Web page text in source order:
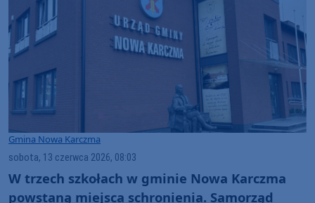
Gmina Nowa Karczma
sobota, 13 czerwca 2026, 08:03
W trzech szkołach w gminie Nowa Karczma
powstaną miejsca schronienia. Samorząd